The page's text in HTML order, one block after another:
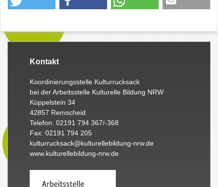
Kontakt
Koordinierungsstelle Kulturrucksack
bei der Arbeitsstelle Kulturelle Bildung NRW
Küppelstein 34
42857 Remscheid
Telefon: 02191 794 367/-368
Fax: 02191 794 205
kulturrucksack@kulturellebildung-nrw.de
www.kulturellebildung-nrw.de